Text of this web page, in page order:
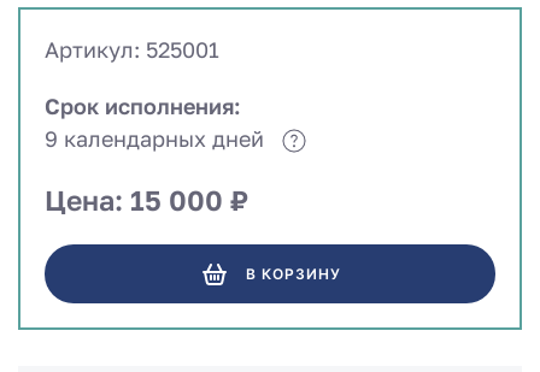
Артикул: 525001
Срок исполнения:
9 календарных дней
Цена: 15 000 ₽
В КОРЗИНУ